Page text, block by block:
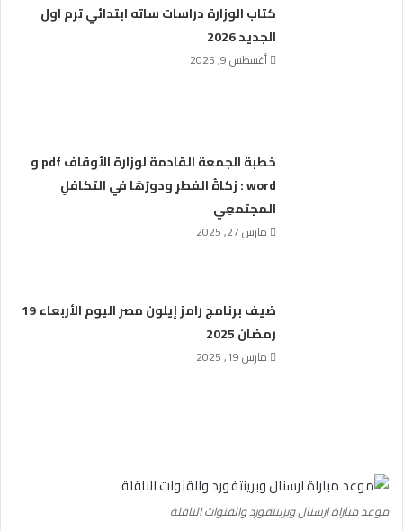
كتاب الوزارة دراسات ساته ابتدائي ترم اول
الجديد 2026
أغسطس 9, 2025
خطبة الجمعة القادمة لوزارة الأوقاف pdf و
word : زكاةُ الفطرِ ودورُهَا في التكافلِ
المجتمعِي
مارس 27, 2025
ضيف برنامج رامز إيلون مصر اليوم الأربعاء 19
رمضان 2025
مارس 19, 2025
موعد مباراة ارسنال وبرينتفورد والقنوات الناقلة